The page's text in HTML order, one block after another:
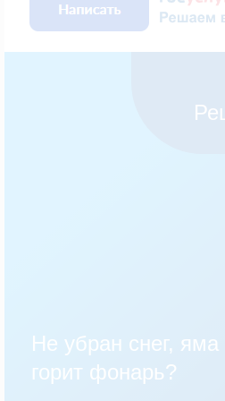
Не убран снег, яма
горит фонарь?